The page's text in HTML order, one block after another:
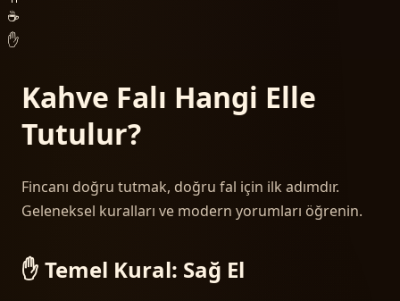
☕
✋
Kahve Falı Hangi Elle
Tutulur?
Fincanı doğru tutmak, doğru fal için ilk adımdır.
Geleneksel kuralları ve modern yorumları öğrenin.
✋ Temel Kural: Sağ El